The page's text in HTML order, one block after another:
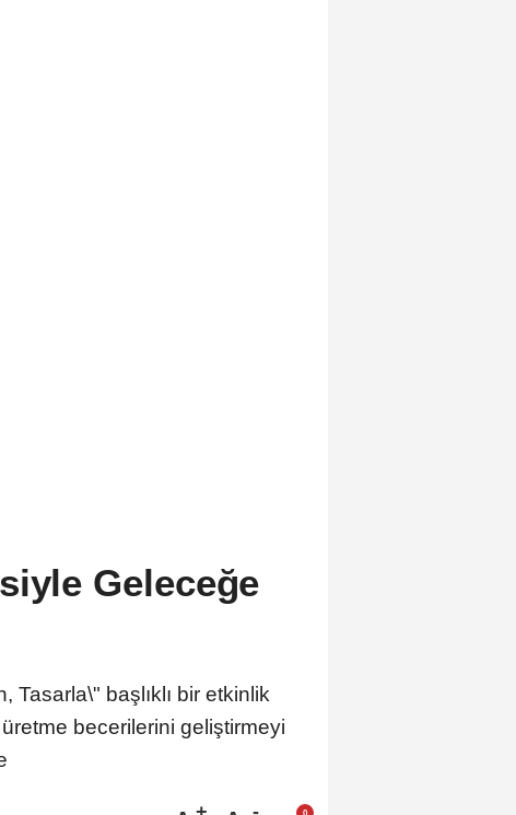
Geleceğe
Tasarla\" başlıklı bir etkinlik
becerilerini geliştirmeyi